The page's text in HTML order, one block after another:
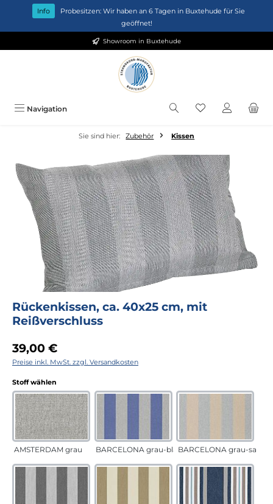
Zum Hauptinhalt springen
Info
Probesitzen: Wir haben an 6 Tagen in Buxtehude für Sie
geöffnet!
Showroom in Buxtehude
Navigation Du hast 0
Sie sind hier: Zubehör Kissen
Rückenkissen, ca. 40x25 cm, mit
Reißverschluss
Regulärer Preis:
39,00 €
Preise inkl. MwSt. zzgl. Versandkosten
Stoff wählen
AMSTERDAM grau BARCELONA grau-blauBARCELONA grau-sand